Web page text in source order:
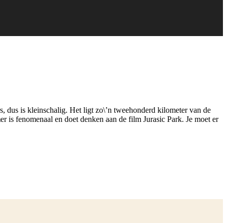
dus is kleinschalig. Het ligt zo\’n tweehonderd kilometer van de
fenomenaal en doet denken aan de film Jurasic Park. Je moet er